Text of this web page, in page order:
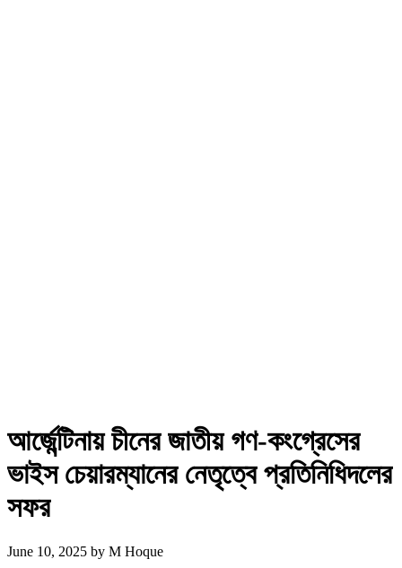
আর্জেন্টিনায় চীনের জাতীয় গণ-কংগ্রেসের
ভাইস চেয়ারম্যানের নেতৃত্বে প্রতিনিধিদলের
সফর
June 10, 2025 by M Hoque